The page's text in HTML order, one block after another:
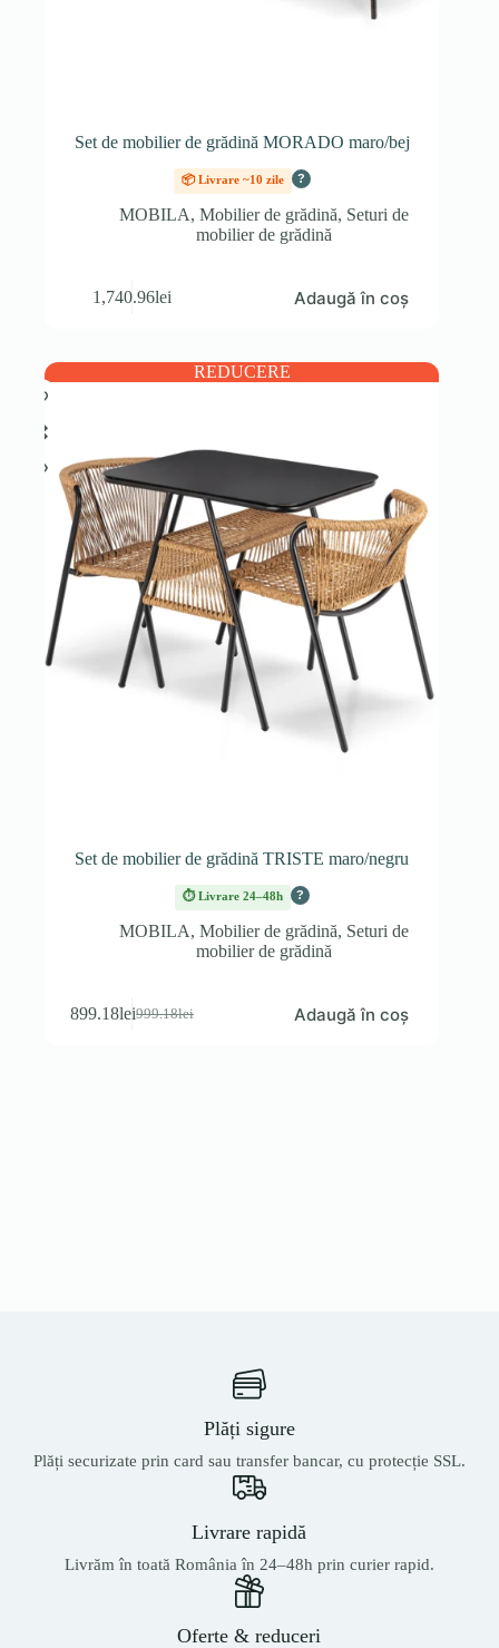
Set de mobilier de grădină MORADO maro/bej
📦 Livrare ~10 zile ?
MOBILA,Mobilier de grădină, Seturi de
mobilier de grădină
1,740.96lei Adaugă în coș
REDUCERE
Set de mobilier de grădină TRISTE maro/negru
⏱ Livrare 24–48h ?
MOBILA,Mobilier de grădină, Seturi de
mobilier de grădină
999.18lei
Prețul
899.18leiPrețul
Adaugă în coș
Plăți sigure
Plăți securizate prin card sau transfer bancar, cu protecție SSL.
Livrare rapidă
Livrăm în toată România în 24–48h prin curier rapid.
Oferte & reduceri